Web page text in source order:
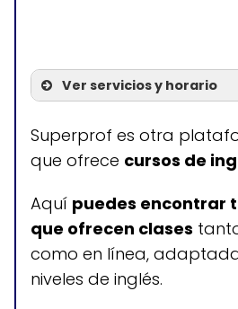
Ver servicios y horario
Servicios
Clases de
Horario de
Superprof es otra
que ofrece cursos de
Aquí puedes encontrar
que ofrecen clases
como en línea,
niveles de inglés.